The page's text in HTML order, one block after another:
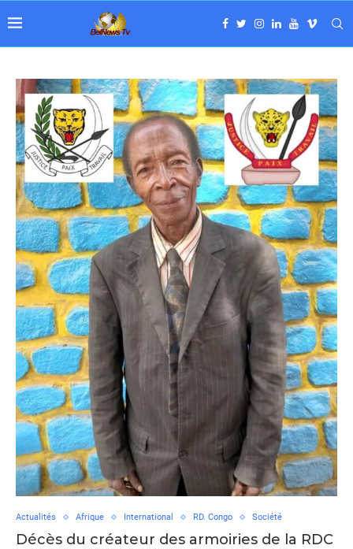
Actualités Afrique International RD. Congo Société
Décès du créateur des armoiries de la RDC